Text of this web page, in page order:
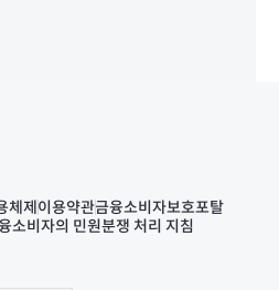
체제 이용약관금융소비자보호포탈
소비자의 민원분쟁 처리 지침